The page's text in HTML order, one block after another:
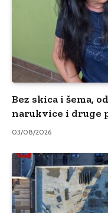
Bez skica i šema,
narukvice i druge
03/08/2026